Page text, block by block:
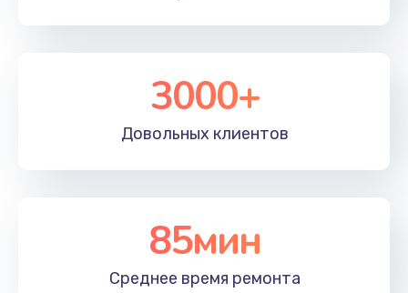
3000+
Довольных клиентов
85мин
Среднее время ремонта